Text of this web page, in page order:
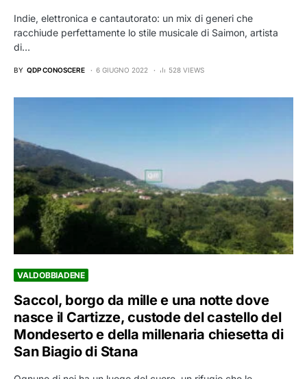
Indie, elettronica e cantautorato: un mix di generi che
racchiude perfettamente lo stile musicale di Saimon, artista
di…
BY QDP CONOSCERE 6 GIUGNO 2022 528 VIEWS
VALDOBBIADENE
Saccol, borgo da mille e una notte dove
nasce il Cartizze, custode del castello del
Mondeserto e della millenaria chiesetta di
San Biagio di Stana